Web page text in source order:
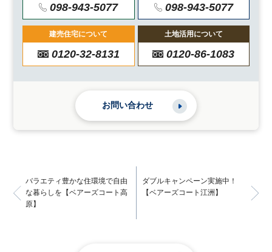
098-943-5077 098-943-5077
建売住宅について
0120-32-8131
土地活用について
0120-86-1083
お問い合わせ
バラエティ豊かな住環境で自由
な暮らしを【ベアーズコート高
原】
ダブルキャンペーン実施中！
【ベアーズコート江洲】